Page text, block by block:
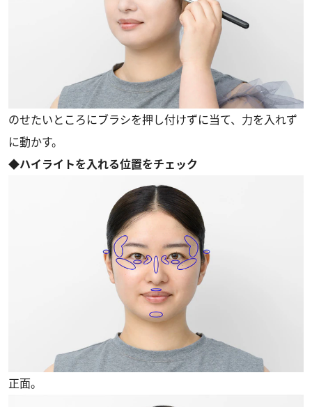
のせたいところにブラシを押し付けずに当て、力を入れず
に動かす。
◆ハイライトを入れる位置をチェック
正面。